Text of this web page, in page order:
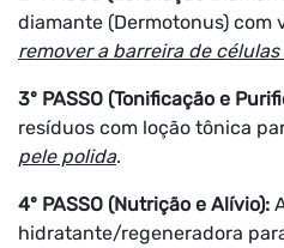
diamante (Dermotonus) com
remover a barreira de
3º PASSO (Tonificação e
resíduos com loção tônica
pele polida.
4º PASSO (Nutrição e Alívio):
hidratante/regeneradora